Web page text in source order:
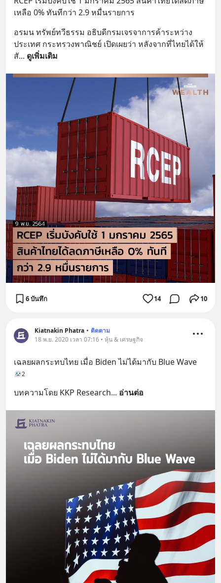
เหลือ 0% ทันทีกว่า 2.9 หมื่นรายการ
อรมน ทรัพย์ทวีธรรม อธิบดีกรมเจรจาการค้าระหว่าง
ประเทศ กระทรวงพาณิชย์ เปิดเผยว่า หลังจากที่ไทยได้ให้
สั... ดูเพิ่มเติม
6 บันทึก 14 10
Kiatnakin Phatra • ติดตาม
18 พ.ย. 2020 เวลา 07:16 • หุ้น & เศรษฐกิจ
เฉลยผลกระทบไทย เมื่อ Biden ไม่ได้มากับ Blue Wave
2
บทความโดย KKP Research... อ่านต่อ